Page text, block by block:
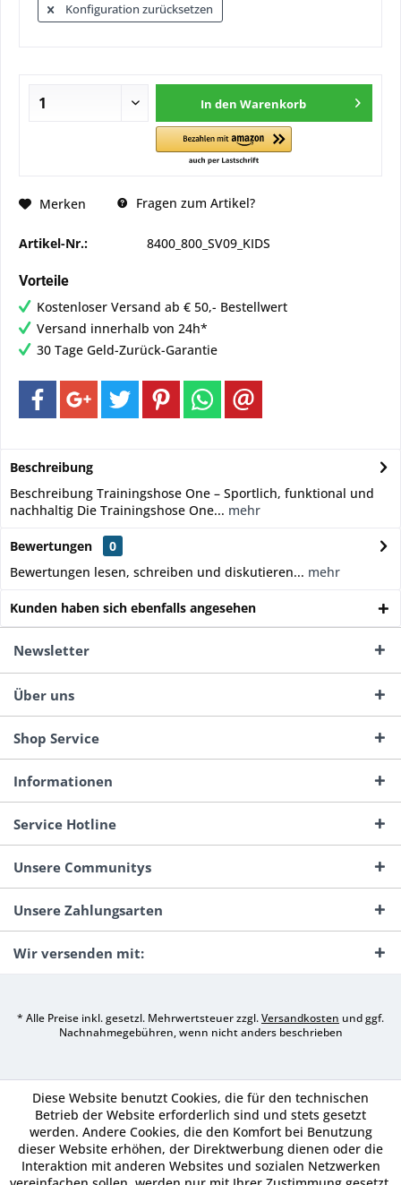
Konfiguration zurücksetzen
In den Warenkorb
Merken Fragen zum Artikel?
Artikel-Nr.: 8400_800_SV09_KIDS
Vorteile
Kostenloser Versand ab € 50,- Bestellwert
Versand innerhalb von 24h*
30 Tage Geld-Zurück-Garantie
Beschreibung
Beschreibung Trainingshose One – Sportlich, funktional und
nachhaltig Die Trainingshose One... mehr
Bewertungen
0
Bewertungen lesen, schreiben und diskutieren... mehr
Kunden haben sich ebenfalls angesehen
Newsletter
Über uns
Shop Service
Informationen
Service Hotline
Unsere Communitys
Unsere Zahlungsarten
Wir versenden mit:
* Alle Preise inkl. gesetzl. Mehrwertsteuer zzgl.Versandkosten und ggf.
Nachnahmegebühren, wenn nicht anders beschrieben
Diese Website benutzt Cookies, die für den technischen
Betrieb der Website erforderlich sind und stets gesetzt
werden. Andere Cookies, die den Komfort bei Benutzung
dieser Website erhöhen, der Direktwerbung dienen oder die
Interaktion mit anderen Websites und sozialen Netzwerken